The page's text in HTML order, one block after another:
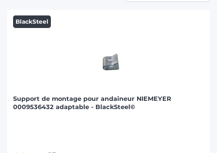
BlackSteel
Support de montage pour andaineur NIEMEYER
0009536432 adaptable - BlackSteel©